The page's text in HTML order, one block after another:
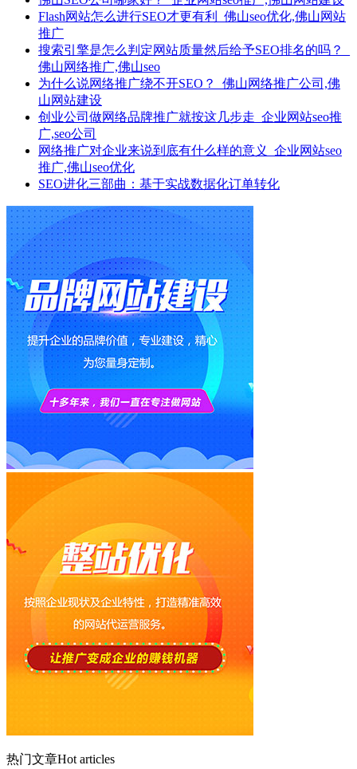
Flash网站怎么进行SEO才更有利_佛山seo优化,佛山网站
推广
搜索引擎是怎么判定网站质量然后给予SEO排名的吗？_
佛山网络推广,佛山seo
为什么说网络推广绕不开SEO？_佛山网络推广公司,佛
山网站建设
创业公司做网络品牌推广就按这几步走_企业网站seo推
广,seo公司
网络推广对企业来说到底有什么样的意义_企业网站seo
推广,佛山seo优化
SEO进化三部曲：基于实战数据化订单转化
热门文章Hot articles